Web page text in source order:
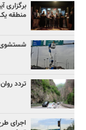
برگزاری
منطقه
شستشوی ۸۰ تابلو راهنمای مسیر با استفاده از
تردد
اجرای